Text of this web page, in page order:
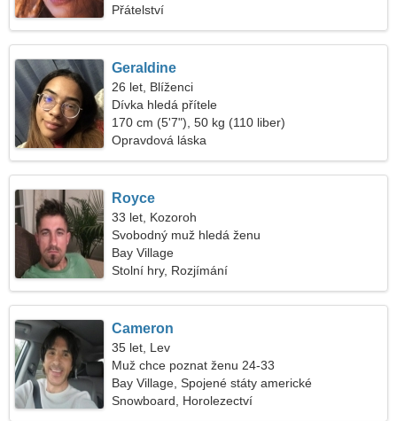
Přátelství
Geraldine
26 let, Blíženci
Dívka hledá přítele
170 cm (5'7"), 50 kg (110 liber)
Opravdová láska
Royce
33 let, Kozoroh
Svobodný muž hledá ženu
Bay Village
Stolní hry, Rozjímání
Cameron
35 let, Lev
Muž chce poznat ženu 24-33
Bay Village, Spojené státy americké
Snowboard, Horolezectví